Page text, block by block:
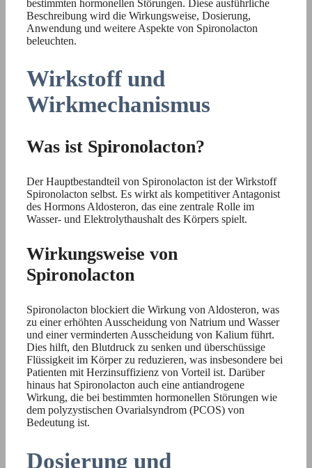
bestimmten hormonellen Störungen. Diese ausführliche
Beschreibung wird die Wirkungsweise, Dosierung,
Anwendung und weitere Aspekte von Spironolacton
beleuchten.
Wirkstoff und
Wirkmechanismus
Was ist Spironolacton?
Der Hauptbestandteil von Spironolacton ist der Wirkstoff
Spironolacton selbst. Es wirkt als kompetitiver Antagonist
des Hormons Aldosteron, das eine zentrale Rolle im
Wasser- und Elektrolythaushalt des Körpers spielt.
Wirkungsweise von
Spironolacton
Spironolacton blockiert die Wirkung von Aldosteron, was
zu einer erhöhten Ausscheidung von Natrium und Wasser
und einer verminderten Ausscheidung von Kalium führt.
Dies hilft, den Blutdruck zu senken und überschüssige
Flüssigkeit im Körper zu reduzieren, was insbesondere bei
Patienten mit Herzinsuffizienz von Vorteil ist. Darüber
hinaus hat Spironolacton auch eine antiandrogene
Wirkung, die bei bestimmten hormonellen Störungen wie
dem polyzystischen Ovarialsyndrom (PCOS) von
Bedeutung ist.
Dosierung und